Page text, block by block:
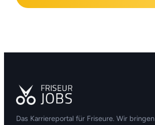
Das Karriereportal für Friseure. Wir bringen